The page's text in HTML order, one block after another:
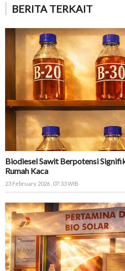
BERITA TERKAIT
Biodiesel Sawit Berpotensi
Rumah Kaca
23 February 2026 , 07:33 WIB